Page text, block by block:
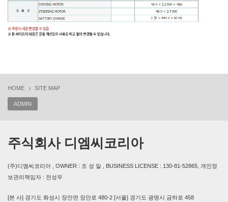
HOME SITE MAP
ADMIN
주식회사 디엠씨코리아
(주)디엠씨코리아 , OWNER : 조 성 일 , BUSINESS LICENSE : 130-81-52865, 개인정
보관리책임자 : 전성우
[본 사] 경기도 화성시 장안면 장안로 480-2 [서울] 경기도 광명시 금하로 458